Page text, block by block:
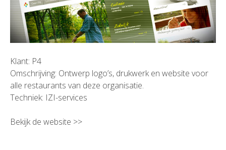
Klant: P4
Omschrijving: Ontwerp logo’s, drukwerk en website voor
alle restaurants van deze organisatie.
Techniek: IZI-services
Bekijk de website >>